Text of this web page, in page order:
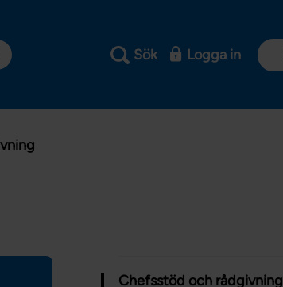
Sök Logga in
Chefsstöd och rådgivning